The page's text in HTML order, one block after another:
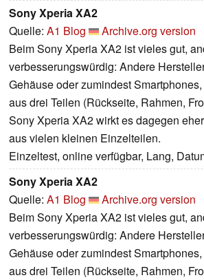
Sony Xperia XA2
Quelle: A1 Blog
Archive.org version
Beim Sony Xperia XA2 ist vieles gut,
verbesserungswürdig: Andere
Gehäuse oder zumindest
aus drei Teilen (Rückseite, Rahmen,
Sony Xperia XA2 wirkt es dagegen
aus vielen kleinen Einzelteilen.
Einzeltest, online verfügbar, Lang,
Sony Xperia XA2
Quelle: A1 Blog
Archive.org version
Beim Sony Xperia XA2 ist vieles gut,
verbesserungswürdig: Andere
Gehäuse oder zumindest
aus drei Teilen (Rückseite, Rahmen,